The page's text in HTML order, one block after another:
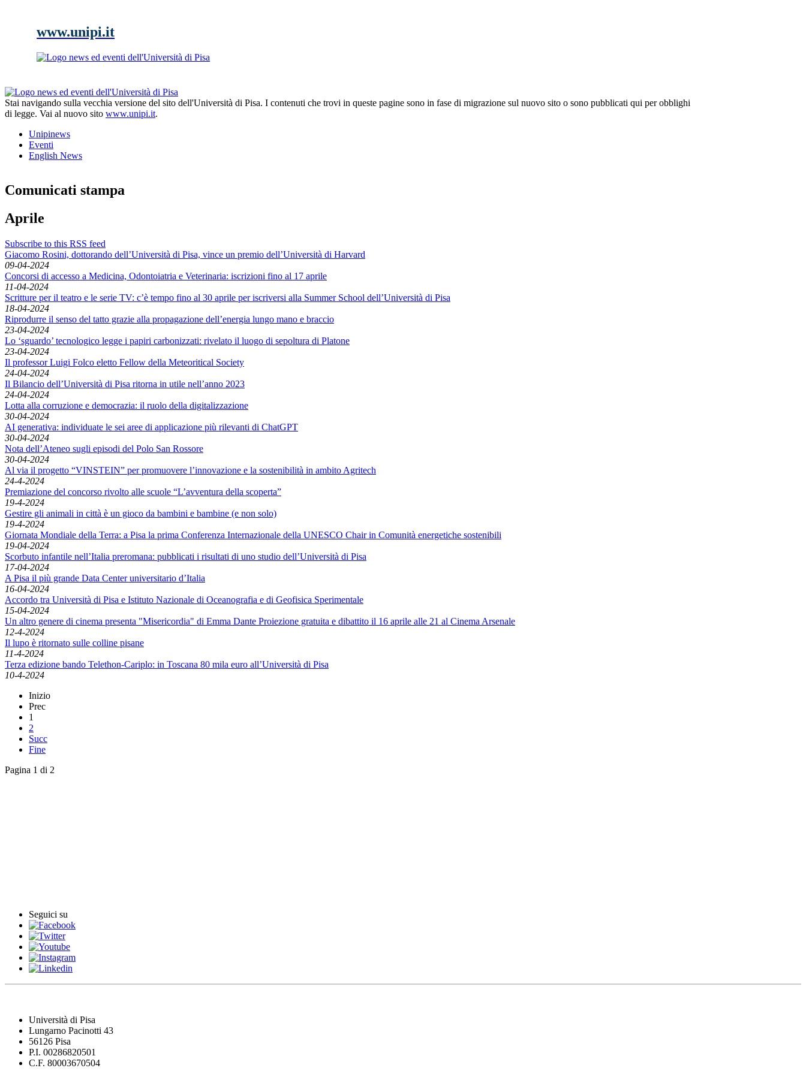
www.unipi.it
Stai navigando sulla vecchia versione del sito dell'Università di Pisa. I contenuti che trovi in queste pagine sono in fase di migrazione sul nuovo sito o sono pubblicati qui per obblighi
di legge. Vai al nuovo sito www.unipi.it.
Unipinews
Eventi
English News
Comunicati stampa
Aprile
Subscribe to this RSS feed
Giacomo Rosini, dottorando dell’Università di Pisa, vince un premio dell’Università di Harvard
09-04-2024
Concorsi di accesso a Medicina, Odontoiatria e Veterinaria: iscrizioni fino al 17 aprile
11-04-2024
Scritture per il teatro e le serie TV: c’è tempo fino al 30 aprile per iscriversi alla Summer School dell’Università di Pisa
18-04-2024
Riprodurre il senso del tatto grazie alla propagazione dell’energia lungo mano e braccio
23-04-2024
Lo ‘sguardo’ tecnologico legge i papiri carbonizzati: rivelato il luogo di sepoltura di Platone
23-04-2024
Il professor Luigi Folco eletto Fellow della Meteoritical Society
24-04-2024
Il Bilancio dell’Università di Pisa ritorna in utile nell’anno 2023
24-04-2024
Lotta alla corruzione e democrazia: il ruolo della digitalizzazione
30-04-2024
AI generativa: individuate le sei aree di applicazione più rilevanti di ChatGPT
30-04-2024
Nota dell’Ateneo sugli episodi del Polo San Rossore
30-04-2024
Al via il progetto “VINSTEIN” per promuovere l’innovazione e la sostenibilità in ambito Agritech
24-4-2024
Premiazione del concorso rivolto alle scuole “L’avventura della scoperta”
19-4-2024
Gestire gli animali in città è un gioco da bambini e bambine (e non solo)
19-4-2024
Giornata Mondiale della Terra: a Pisa la prima Conferenza Internazionale della UNESCO Chair in Comunità energetiche sostenibili
19-04-2024
Scorbuto infantile nell’Italia preromana: pubblicati i risultati di uno studio dell’Università di Pisa
17-04-2024
A Pisa il più grande Data Center universitario d’Italia
16-04-2024
Accordo tra Università di Pisa e Istituto Nazionale di Oceanografia e di Geofisica Sperimentale
15-04-2024
Un altro genere di cinema presenta "Misericordia" di Emma Dante Proiezione gratuita e dibattito il 16 aprile alle 21 al Cinema Arsenale
12-4-2024
Il lupo è ritornato sulle colline pisane
11-4-2024
Terza edizione bando Telethon-Cariplo: in Toscana 80 mila euro all’Università di Pisa
10-4-2024
Inizio
Prec
1
2
Succ
Fine
Pagina 1 di 2
Seguici su
Università di Pisa
Lungarno Pacinotti 43
56126 Pisa
P.I. 00286820501
C.F. 80003670504